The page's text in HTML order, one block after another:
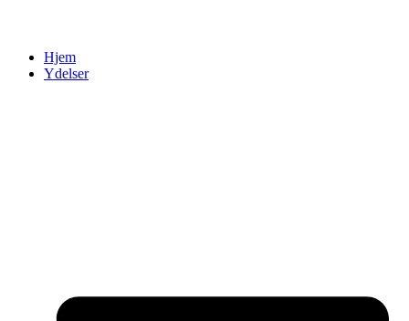
Hjem
Ydelser